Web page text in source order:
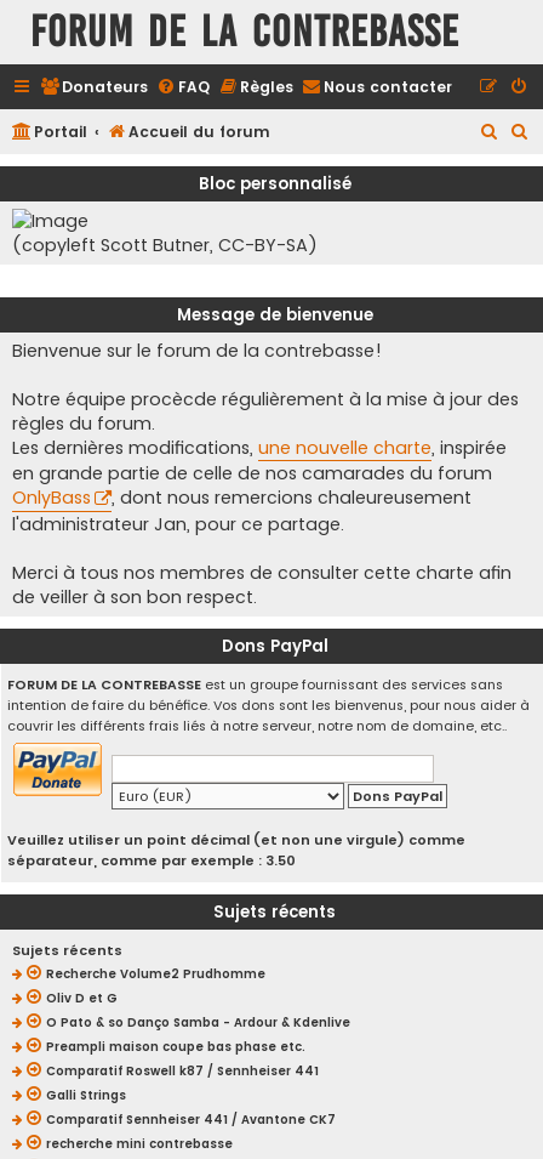
FORUM DE LA CONTREBASSE
Donateurs FAQ Règles Nous contacter
Portail Accueil du forum
e
e
Bloc personnalisé
(copyleft Scott Butner, CC-BY-SA)
Message de bienvenue
Bienvenue sur le forum de la contrebasse!
Notre équipe procècde régulièrement à la mise à jour des
règles du forum.
Les dernières modifications, une nouvelle charte, inspirée
en grande partie de celle de nos camarades du forum
OnlyBass
, dont nous remercions chaleureusement
l'administrateur Jan, pour ce partage.
Merci à tous nos membres de consulter cette charte afin
de veiller à son bon respect.
Dons PayPal
FORUM DE LA CONTREBASSE est un groupe fournissant des services sans
intention de faire du bénéfice. Vos dons sont les bienvenus, pour nous aider à
couvrir les différents frais liés à notre serveur, notre nom de domaine, etc..
Veuillez utiliser un point décimal (et non une virgule) comme
séparateur, comme par exemple : 3.50
Sujets récents
Sujets récents
Recherche Volume2 Prudhomme
Oliv D et G
O Pato & so Danço Samba - Ardour & Kdenlive
Preampli maison coupe bas phase etc.
Comparatif Roswell k87 / Sennheiser 441
Galli Strings
Comparatif Sennheiser 441 / Avantone CK7
recherche mini contrebasse